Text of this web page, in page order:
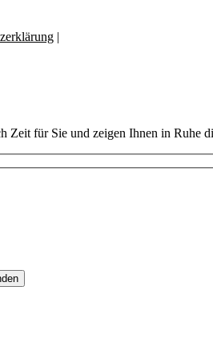
|
für Sie und zeigen Ihnen in Ruhe